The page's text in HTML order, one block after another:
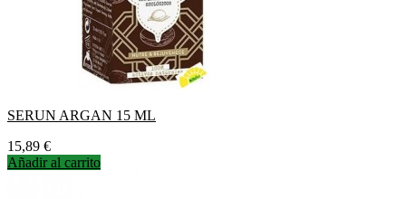
SERUN ARGAN 15 ML
Precio
15,89 €
Añadir al carrito